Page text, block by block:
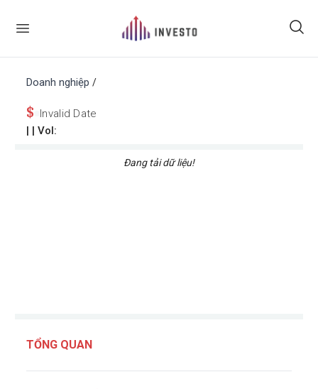
Doanh nghiệp /
$ Invalid Date
| | Vol:
Đang tải dữ liệu!
TỔNG QUAN